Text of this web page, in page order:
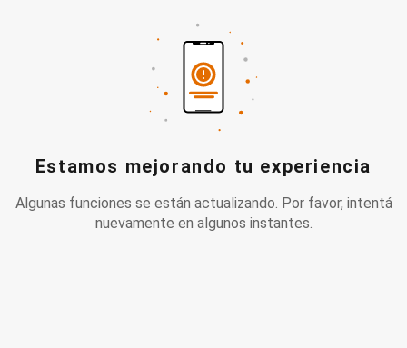
Estamos mejorando tu experiencia
Algunas funciones se están actualizando. Por favor, intentá
nuevamente en algunos instantes.